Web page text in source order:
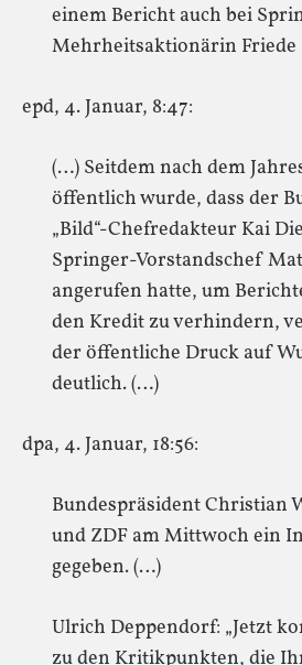
einem Bericht auch bei
Mehrheitsaktionärin Friede
epd, 4. Januar, 8:47:
(…) Seitdem nach dem
öffentlich wurde, dass der
„Bild“-Chefredakteur Kai
Springer-Vorstandschef
angerufen hatte, um
den Kredit zu verhindern,
der öffentliche Druck auf
deutlich. (…)
dpa, 4. Januar, 18:56:
Bundespräsident Christian
und ZDF am Mittwoch ein
gegeben. (…)
Ulrich Deppendorf: „Jetzt
zu den Kritikpunkten, die